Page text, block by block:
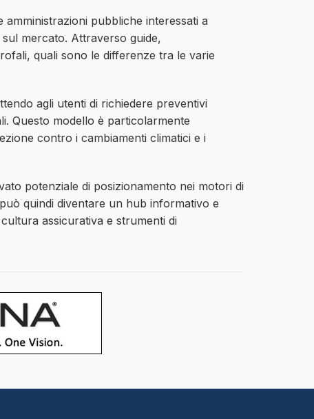
pubbliche interessati a
mercato. Attraverso guide,
quali sono le differenze tra le varie
agli utenti di richiedere preventivi
Questo modello è particolarmente
contro i cambiamenti climatici e i
potenziale di posizionamento nei motori di
quindi diventare un hub informativo e
assicurativa e strumenti di